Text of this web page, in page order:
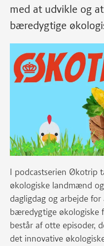
med at udvikle og
bæredygtige
I podcastserien Økotrip
økologiske landmænd
dagligdag og arbejde
bæredygtige økologiske
består af otte episoder,
det innovative